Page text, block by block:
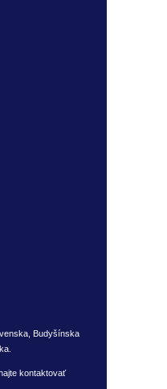
Budyšínska
kontaktovať